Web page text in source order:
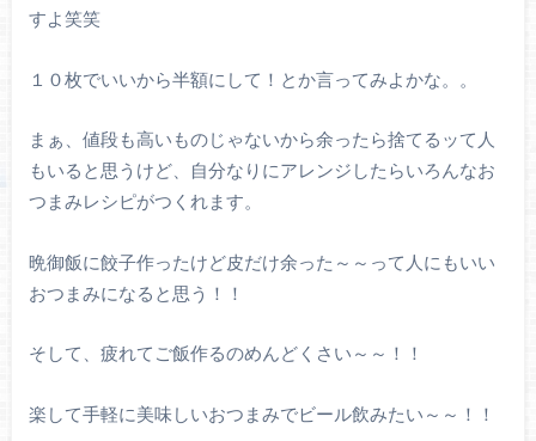
すよ笑笑
１０枚でいいから半額にして！とか言ってみよかな。。
まぁ、値段も高いものじゃないから余ったら捨てるッて人
もいると思うけど、自分なりにアレンジしたらいろんなお
つまみレシピがつくれます。
晩御飯に餃子作ったけど皮だけ余った～～って人にもいい
おつまみになると思う！！
そして、疲れてご飯作るのめんどくさい～～！！
楽して手軽に美味しいおつまみでビール飲みたい～～！！